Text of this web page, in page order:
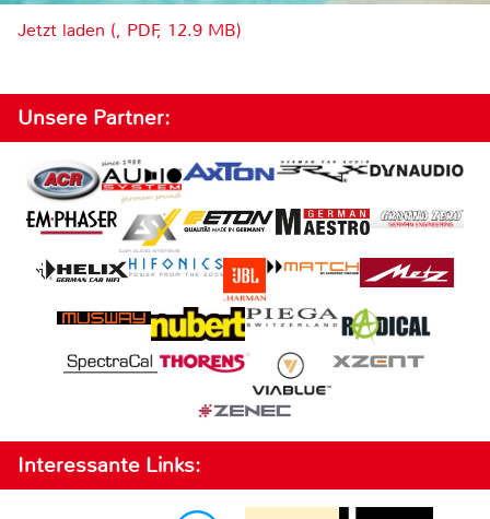
Jetzt laden (, PDF, 12.9 MB)
Unsere Partner:
Interessante Links: